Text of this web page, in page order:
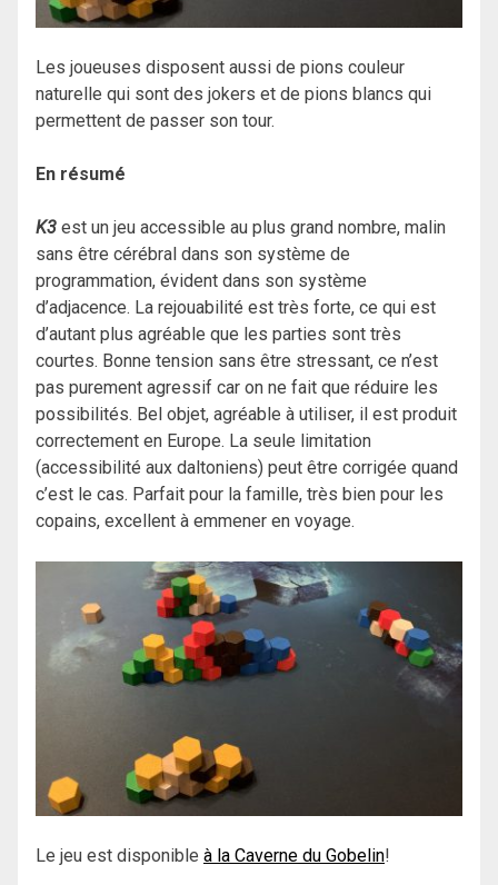
Les joueuses disposent aussi de pions couleur
naturelle qui sont des jokers et de pions blancs qui
permettent de passer son tour.
En résumé
K3 est un jeu accessible au plus grand nombre, malin
sans être cérébral dans son système de
programmation, évident dans son système
d’adjacence. La rejouabilité est très forte, ce qui est
d’autant plus agréable que les parties sont très
courtes. Bonne tension sans être stressant, ce n’est
pas purement agressif car on ne fait que réduire les
possibilités. Bel objet, agréable à utiliser, il est produit
correctement en Europe. La seule limitation
(accessibilité aux daltoniens) peut être corrigée quand
c’est le cas. Parfait pour la famille, très bien pour les
copains, excellent à emmener en voyage.
Le jeu est disponible à la Caverne du Gobelin!